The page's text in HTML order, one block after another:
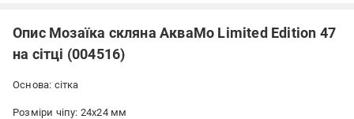
Опис Мозаїка скляна АкваМо Limited Edition 47
на сітці (004516)
Основа: сітка
Розміри чіпу: 24x24 мм